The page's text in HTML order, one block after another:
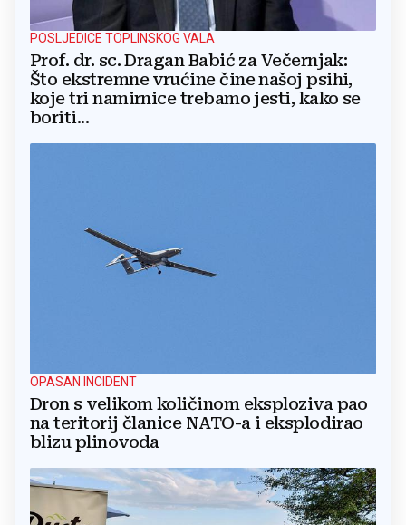
POSLJEDICE TOPLINSKOG VALA
Prof. dr. sc. Dragan Babić za Večernjak:
Što ekstremne vrućine čine našoj psihi,
koje tri namirnice trebamo jesti, kako se
boriti...
OPASAN INCIDENT
Dron s velikom količinom eksploziva pao
na teritorij članice NATO-a i eksplodirao
blizu plinovoda